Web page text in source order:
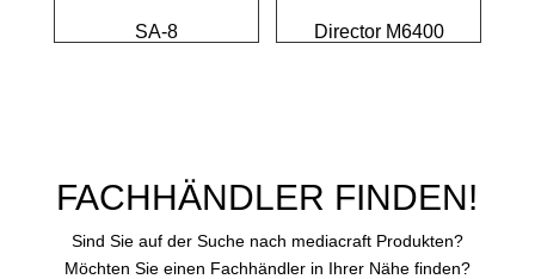
SA-8 Director M6400
FACHHÄNDLER FINDEN!
Sind Sie auf der Suche nach mediacraft Produkten?
Möchten Sie einen Fachhändler in Ihrer Nähe finden?